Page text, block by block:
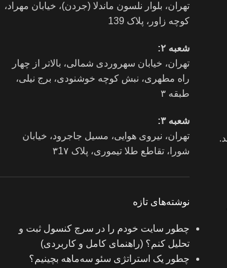
تهران، بلوار نلسون ماندلا (جردن)، خیابان مهراد،
کوچه زاور، پلاک 139
شعبه ۲:
تهران، خيابان سهروردی شمالی، بالاتر از چهار
راه مطهری، نبش کوچه خوشنودی، برج نیلی،
طبقه ۳
شعبه ۳:
تهران، نیروی هوایی، مسیل جاجرود، خیابان
شورا، تقاطع طلا تیموری، پلاک ۳1۷
نوشته‌های تازه
چطور سایت خودم را در سرچ کنسول ثبت و
تحلیل کنم؟ (راهنمای کامل و کاربردی)
چطور یک استراتژی سئو سه‌ماهه بچینیم؟